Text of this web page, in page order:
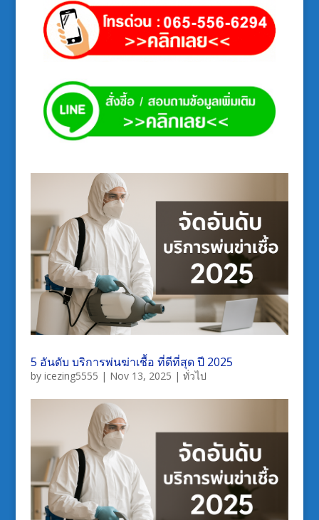
5 อันดับ บริการพ่นฆ่าเชื้อ ที่ดีที่สุด ปี 2025
by icezing5555 | Nov 13, 2025 | ทั่วไป